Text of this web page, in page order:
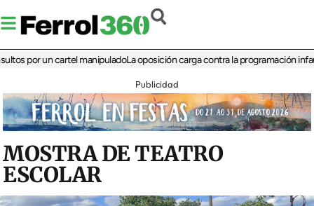
por un cartel manipuladoLa oposición carga contra la programación infantil
Publicidad
MOSTRA DE TEATRO
ESCOLAR